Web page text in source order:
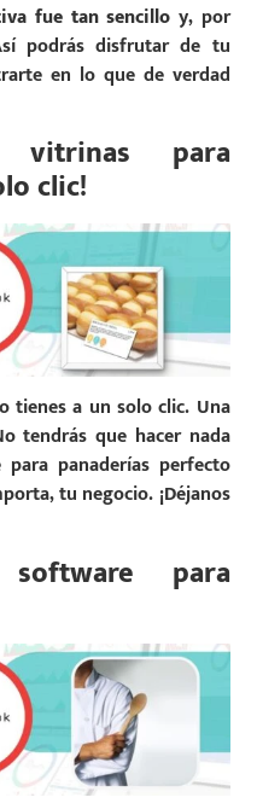
fue tan sencillo y, por
podrás disfrutar de tu
en lo que de verdad
vitrinas para
clic!
tienes a un solo clic. Una
tendrás que hacer nada
panaderías perfecto
tu negocio. ¡Déjanos
para